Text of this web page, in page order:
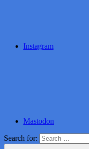
Instagram
Mastodon
Search for: